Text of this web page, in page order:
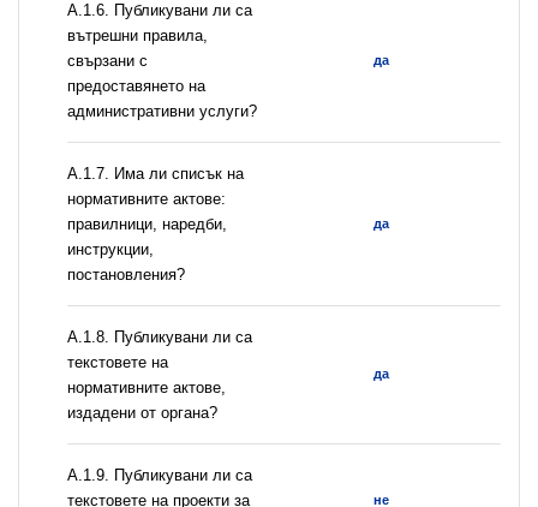
А.1.6. Публикувани ли са
вътрешни правила,
свързани с
предоставянето на
административни услуги?
да
А.1.7. Има ли списък на
нормативните актове:
правилници, наредби,
инструкции,
постановления?
да
А.1.8. Публикувани ли са
текстовете на
нормативните актове,
издадени от органа?
да
А.1.9. Публикувани ли са
текстовете на проекти за
не